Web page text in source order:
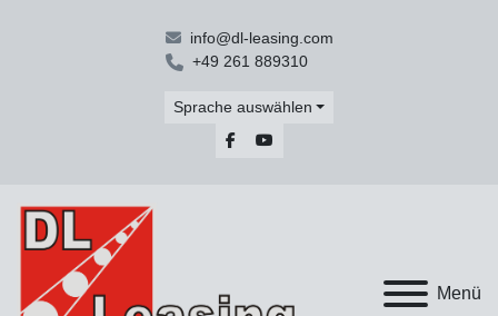
info@dl-leasing.com
+49 261 889310
Sprache auswählen
facebookyoutube
Menü